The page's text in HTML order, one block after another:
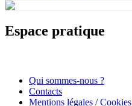
Espace pratique
Qui sommes-nous ?
Contacts
Mentions légales / Cookies